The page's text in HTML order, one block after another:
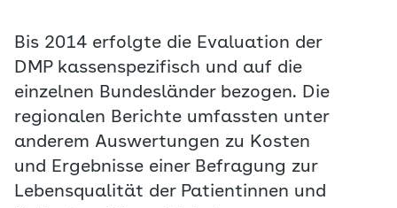
Bis 2014 erfolgte die Evaluation der
DMP kassenspezifisch und auf die
einzelnen Bundesländer bezogen. Die
regionalen Berichte umfassten unter
anderem Auswertungen zu Kosten
und Ergebnisse einer Befragung zur
Lebensqualität der Patientinnen und